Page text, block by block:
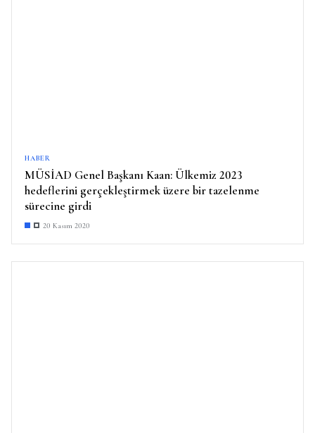
HABER
MÜSİAD Genel Başkanı Kaan: Ülkemiz 2023
hedeflerini gerçekleştirmek üzere bir tazelenme
sürecine girdi
20 Kasım 2020